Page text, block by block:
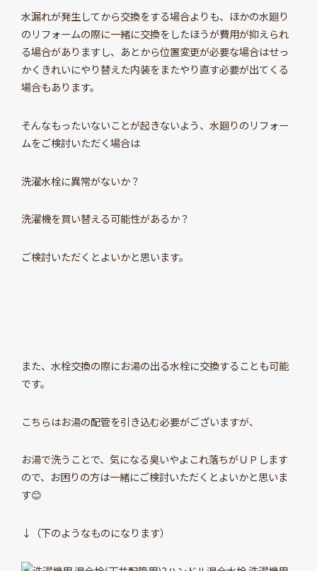
水漏れが発生してから交換をする場合よりも、ほかの水廻り
のリフォームの際に一緒に交換をしたほうが費用が抑えられ
る場合がありますし、あとから位置変更が必要な場合はせっ
かくきれいにやり替えた内装をまたやり直す必要が出てくる
場合もあります。
そんなもったいないことが起きないよう、水廻りのリフォー
ムをご検討いただく場合は
洗濯水栓に異常がないか？
洗濯機を買い替える可能性があるか？
ご検討いただくとよいかと思います。
また、水栓交換の際にお湯の出る水栓に交換することも可能
です。
こちらはお湯の配管を引き込む必要がございますが、
お湯で洗うことで、気になる臭いやよこれ落ちがＵＰします
ので、お困りの方は一緒にご検討いただくとよいかと思いま
す😊
↓（下のようなものになります）